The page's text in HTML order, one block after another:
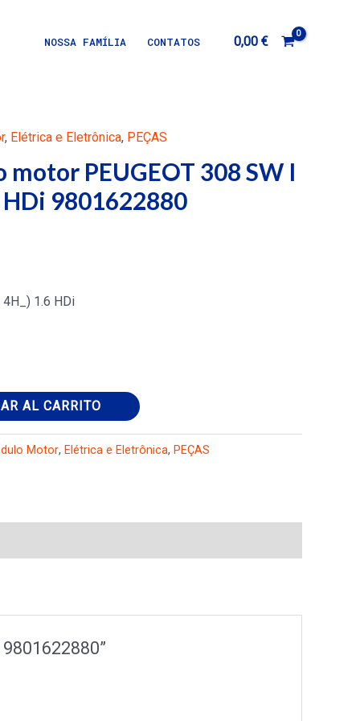
NOSSA FAMÍLIA CONTATOS 0,00 €
, Elétrica e Eletrônica, PEÇAS
PEUGEOT 308 SW I
HDi 9801622880
4H_) 1.6 HDi
AL CARRITO
Motor, Elétrica e Eletrônica, PEÇAS